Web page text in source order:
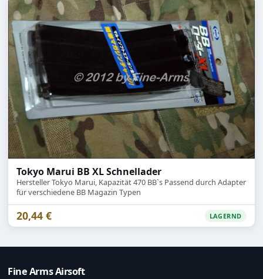
Tokyo Marui BB XL Schnellader
Hersteller Tokyo Marui, Kapazität 470 BB`s Passend durch Adapter
für verschiedene BB Magazin Typen
20,44 € LAGERND
Fine Arms Airsoft